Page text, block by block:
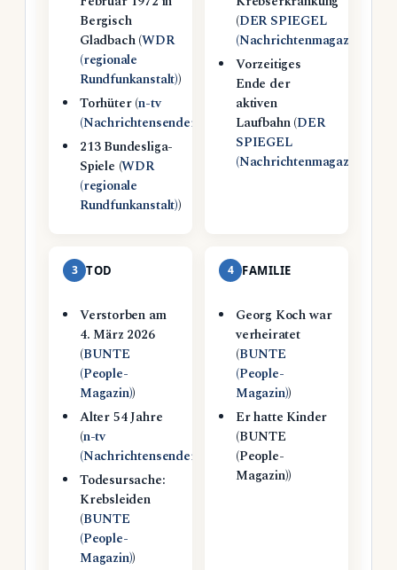
Bergisch
Gladbach (WDR
(regionale
Rundfunkanstalt))
Torhüter (n-tv
(Nachrichtensender)
213 Bundesliga-
Spiele (WDR
(regionale
Rundfunkanstalt))
(DER SPIEGEL
(Nachrichtenmagazin)
Vorzeitiges
Ende der
aktiven
Laufbahn (DER
SPIEGEL
(Nachrichtenmagazin)
3 TOD
Verstorben am
4. März 2026
(BUNTE
(People-
Magazin))
Alter 54 Jahre
(n-tv
(Nachrichtensender)
Todesursache:
Krebsleiden
(BUNTE
(People-
Magazin))
4 FAMILIE
Georg Koch war
verheiratet
(BUNTE
(People-
Magazin))
Er hatte Kinder
(BUNTE
(People-
Magazin))